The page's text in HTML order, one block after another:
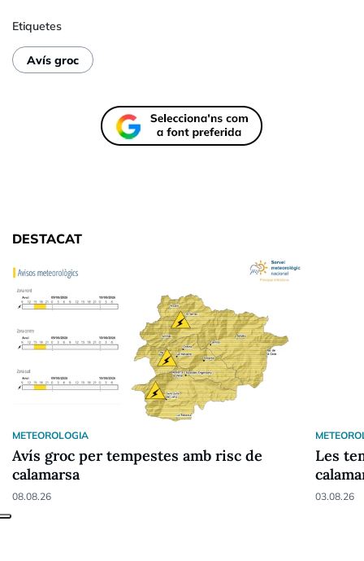
Etiquetes
Avís groc
DESTACAT
METEOROLOGIA
Avís groc per tempestes amb risc de
calamarsa
08.08.26
Les
03.08.26